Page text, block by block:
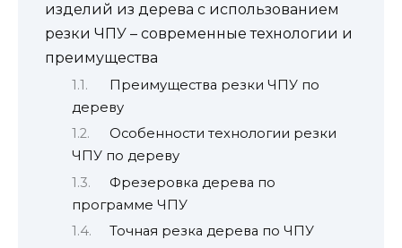
изделий из дерева с использованием
резки ЧПУ – современные технологии и
преимущества
Преимущества резки ЧПУ по
дереву
Особенности технологии резки
ЧПУ по дереву
Фрезеровка дерева по
программе ЧПУ
Точная резка дерева по ЧПУ